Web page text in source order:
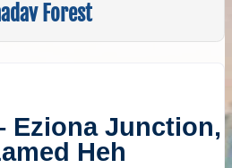
Forest
Eziona Junction,
Heh